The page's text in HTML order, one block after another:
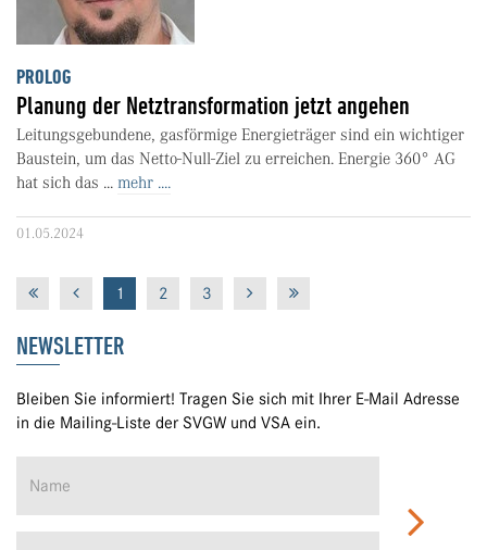
PROLOG
Planung der Netztransformation jetzt angehen
Leitungsgebundene, gasförmige Energieträger sind ein wichtiger
Baustein, um das Netto-Null-Ziel zu erreichen. Energie 360° AG
hat sich das ... mehr ....
01.05.2024
1 2 3
NEWSLETTER
Bleiben Sie informiert! Tragen Sie sich mit Ihrer E-Mail Adresse
in die Mailing-Liste der SVGW und VSA ein.